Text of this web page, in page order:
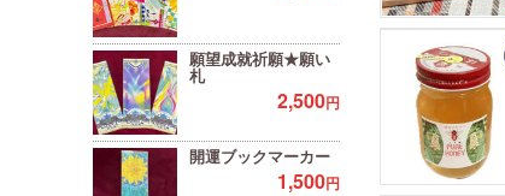
願望成就祈願★願い
札
2,500円
開運ブックマーカー
1,500円